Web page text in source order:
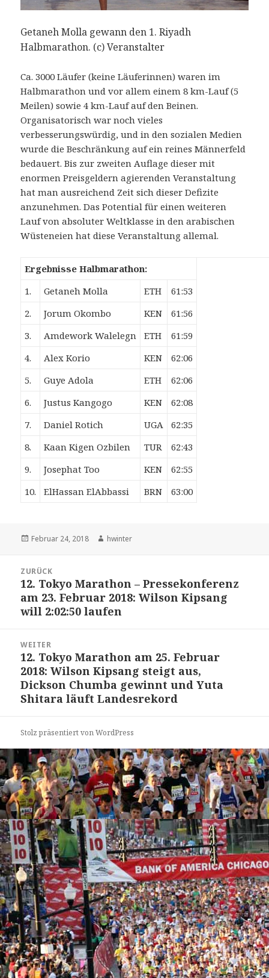
Getaneh Molla gewann den 1. Riyadh
Halbmarathon. (c) Veranstalter
Ca. 3000 Läufer (keine Läuferinnen) waren im
Halbmarathon und vor allem einem 8 km-Lauf (5
Meilen) sowie 4 km-Lauf auf den Beinen.
Organisatorisch war noch vieles
verbesserungswürdig, und in den sozialen Medien
wurde die Beschränkung auf ein reines Männerfeld
bedauert. Bis zur zweiten Auflage dieser mit
enormen Preisgeldern agierenden Veranstaltung
hat man ausreichend Zeit sich dieser Defizite
anzunehmen. Das Potential für einen weiteren
Lauf von absoluter Weltklasse in den arabischen
Wüsteneien hat diese Veranstaltung allemal.
Ergebnisse Halbmarathon:
1.
Getaneh Molla ETH
61:53
2.
Jorum Okombo KEN
61:56
3.
Amdework Walelegn ETH
61:59
4.
Alex Korio KEN
62:06
5.
Guye Adola ETH
62:06
6.
Justus Kangogo KEN
62:08
7.
Daniel Rotich UGA
62:35
8.
Kaan Kigen Ozbilen TUR
62:43
9.
Josephat Too KEN
62:55
10.
ElHassan ElAbbassi BRN 63:00
Veröffentlicht
Februar 24, 2018 Autor
hwinter
Navigation
ZURÜCK
Vorheriger
Beitrag:
12. Tokyo Marathon – Pressekonferenz
am 23. Februar 2018: Wilson Kipsang
will 2:02:50 laufen
WEITER
Nächster
Beitrag:
12. Tokyo Marathon am 25. Februar
2018: Wilson Kipsang steigt aus,
Dickson Chumba gewinnt und Yuta
Shitara läuft Landesrekord
Stolz präsentiert von WordPress